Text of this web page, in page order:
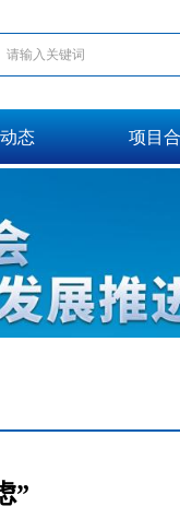
态 项目
”